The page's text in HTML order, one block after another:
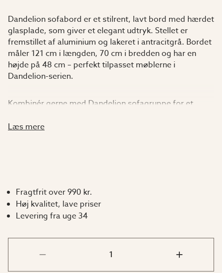
Dandelion sofabord er et stilrent, lavt bord med hærdet
glasplade, som giver et elegant udtryk. Stellet er
fremstillet af aluminium og lakeret i antracitgrå. Bordet
måler 121 cm i længden, 70 cm i bredden og har en
højde på 48 cm – perfekt tilpasset møblerne i
Dandelion-serien.
Kombinér gerne med Dandelion sofagruppe for et
bør være! Tør bordplade og stel af med en klud og
lunkent vand efter behov.
Læs mere
Fragtfrit over 990 kr.
Høj kvalitet, lave priser
Levering fra uge 34